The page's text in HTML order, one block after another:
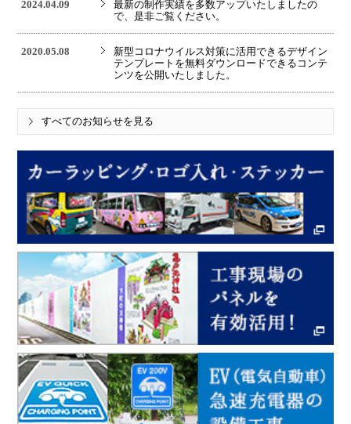
2024.04.09
最新の制作実績を多数アップいたしましたの
で、是非ご覧ください。
2020.05.08
新型コロナウイルス対策に活用できるデザイン
テンプレートを無料ダウンロードできるコンテ
ンツを公開いたしました。
すべてのお知らせを見る